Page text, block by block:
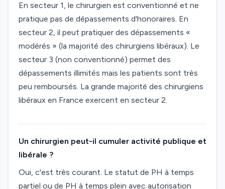
En secteur 1, le chirurgien est conventionné et ne
pratique pas de dépassements d'honoraires. En
secteur 2, il peut pratiquer des dépassements «
modérés » (la majorité des chirurgiens libéraux). Le
secteur 3 (non conventionné) permet des
dépassements illimités mais les patients sont très
peu remboursés. La grande majorité des chirurgiens
libéraux en France exercent en secteur 2.
Un chirurgien peut-il cumuler activité publique et
libérale ?
Oui, c'est très courant. Le statut de PH à temps
partiel ou de PH à temps plein avec autorisation